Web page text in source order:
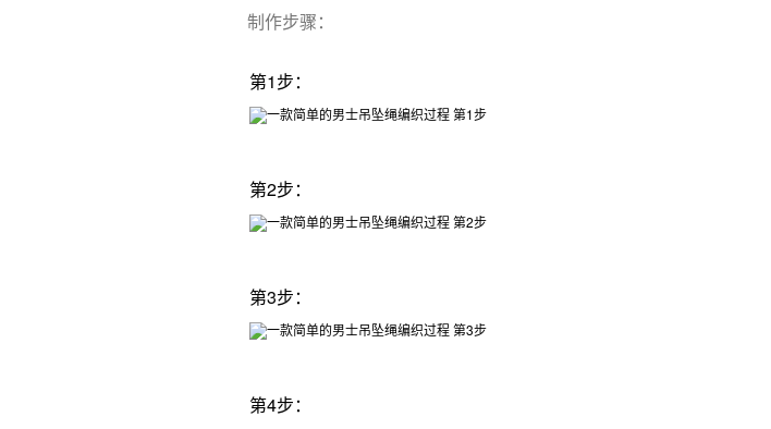
制作步骤：
第1步：
第2步：
第3步：
第4步：